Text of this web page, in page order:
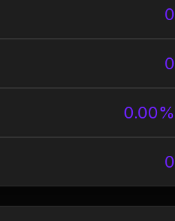
0
0
0.00%
0